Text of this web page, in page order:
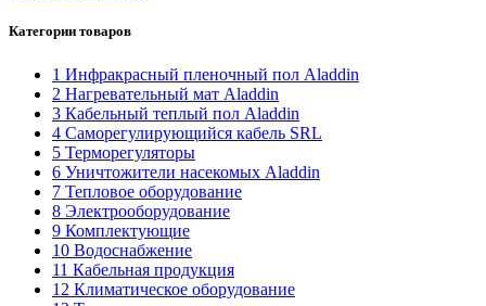
Категории товаров
1 Инфракрасный пленочный пол Aladdin
2 Нагревательный мат Aladdin
3 Кабельный теплый пол Aladdin
4 Саморегулирующийся кабель SRL
5 Терморегуляторы
6 Уничтожители насекомых Aladdin
7 Тепловое оборудование
8 Электрооборудование
9 Комплектующие
10 Водоснабжение
11 Кабельная продукция
12 Климатическое оборудование